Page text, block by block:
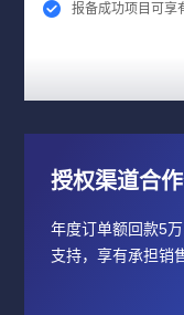
报备成功项目可享
授权渠道合
年度订单额回款5
支持，享有承担销